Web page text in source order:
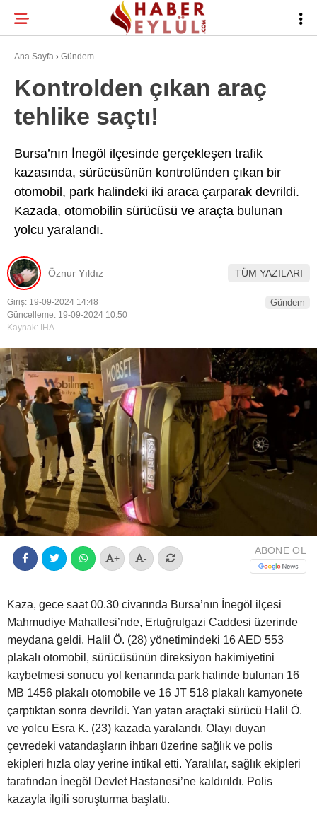
Facebook
24.9
BURSA HABERLERI
BURSASPOR
GÜNDEM
TEKNOLOJI
Ana Sayfa › Gündem
Kontrolden çıkan araç
tehlike saçtı!
Bursa’nın İnegöl ilçesinde gerçekleşen trafik
kazasında, sürücüsünün kontrolünden çıkan bir
otomobil, park halindeki iki araca çarparak devrildi.
Kazada, otomobilin sürücüsü ve araçta bulunan
yolcu yaralandı.
Öznur Yıldız TÜM YAZILARI
Giriş: 19-09-2024 14:48
Güncelleme: 19-09-2024 10:50
Kaynak: İHA
Gündem
+ -
ABONE OL
Kaza, gece saat 00.30 civarında Bursa’nın İnegöl ilçesi
Mahmudiye Mahallesi’nde, Ertuğrulgazi Caddesi üzerinde
meydana geldi. Halil Ö. (28) yönetimindeki 16 AED 553
plakalı otomobil, sürücüsünün direksiyon hakimiyetini
kaybetmesi sonucu yol kenarında park halinde bulunan 16
MB 1456 plakalı otomobile ve 16 JT 518 plakalı kamyonete
çarptıktan sonra devrildi. Yan yatan araçtaki sürücü Halil Ö.
ve yolcu Esra K. (23) kazada yaralandı. Olayı duyan
çevredeki vatandaşların ihbarı üzerine sağlık ve polis
ekipleri hızla olay yerine intikal etti. Yaralılar, sağlık ekipleri
tarafından İnegöl Devlet Hastanesi’ne kaldırıldı. Polis
kazayla ilgili soruşturma başlattı.